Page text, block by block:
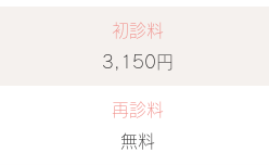
初診料
3,150円
再診料
無料